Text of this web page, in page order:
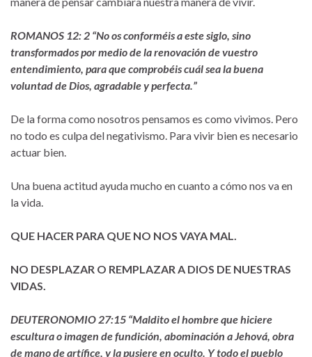
ROMANOS 12: 2 “No os conforméis a este siglo, sino
transformados por medio de la renovación de vuestro
entendimiento, para que comprobéis cuál sea la buena
voluntad de Dios, agradable y perfecta.”
De la forma como nosotros pensamos es como vivimos. Pero
no todo es culpa del negativismo. Para vivir bien es necesario
actuar bien.
Una buena actitud ayuda mucho en cuanto a cómo nos va en
la vida.
QUE HACER PARA QUE NO NOS VAYA MAL.
NO DESPLAZAR O REMPLAZAR A DIOS DE NUESTRAS
VIDAS.
DEUTERONOMIO 27:15 “Maldito el hombre que hiciere
escultura o imagen de fundición, abominación a Jehová, obra
de mano de artífice, y la pusiere en oculto. Y todo el pueblo